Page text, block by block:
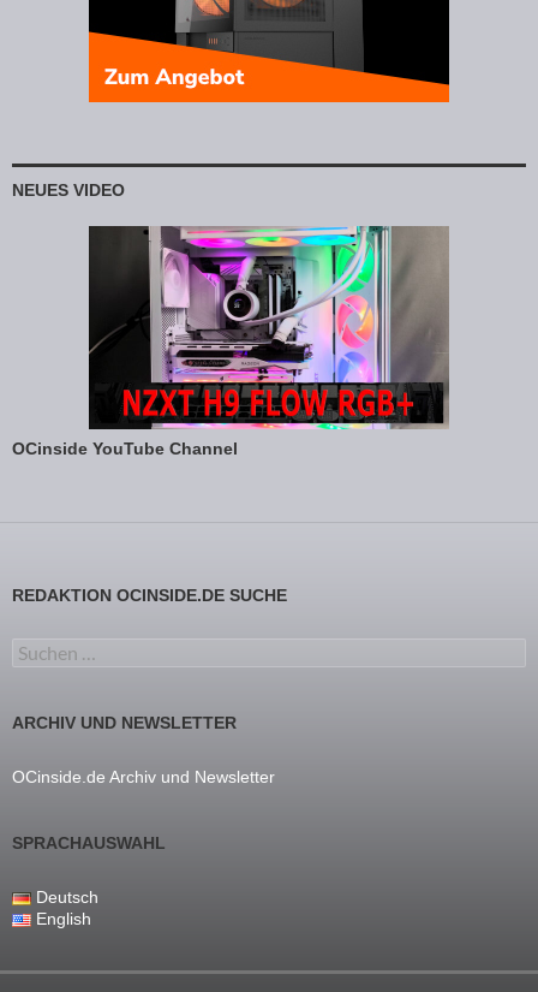
NEUES VIDEO
OCinside YouTube Channel
REDAKTION OCINSIDE.DE SUCHE
Suchen nach:
ARCHIV UND NEWSLETTER
OCinside.de Archiv und Newsletter
SPRACHAUSWAHL
Deutsch
English